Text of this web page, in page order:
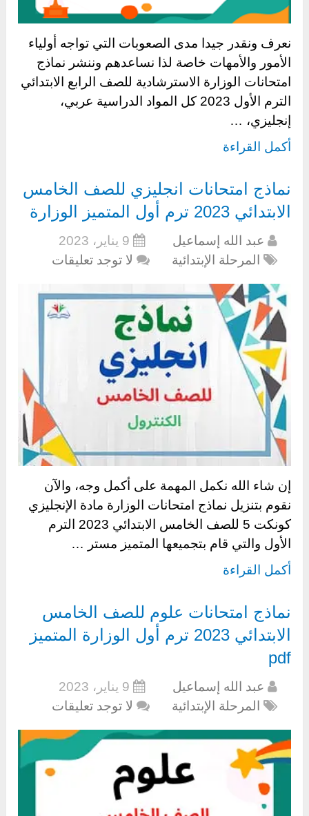
نعرف ونقدر جيدا مدى الصعوبات التي تواجه أولياء
الأمور والأمهات خاصة لذا نساعدهم وننشر نماذج
امتحانات الوزارة الاسترشادية للصف الرابع الابتدائي
الترم الأول 2023 كل المواد الدراسية عربي،
إنجليزي، …
أكمل القراءة
نماذج امتحانات انجليزي للصف الخامس
الابتدائي 2023 ترم أول المتميز الوزارة
عبد الله إسماعيل
9 يناير، 2023
المرحلة الإبتدائية
لا توجد تعليقات
إن شاء الله نكمل المهمة على أكمل وجه، والآن
نقوم بتنزيل نماذج امتحانات الوزارة مادة الإنجليزي
كونكت 5 للصف الخامس الابتدائي 2023 الترم
الأول والتي قام بتجميعها المتميز مستر …
أكمل القراءة
نماذج امتحانات علوم للصف الخامس
الابتدائي 2023 ترم أول الوزارة المتميز
pdf
عبد الله إسماعيل
9 يناير، 2023
المرحلة الإبتدائية
لا توجد تعليقات